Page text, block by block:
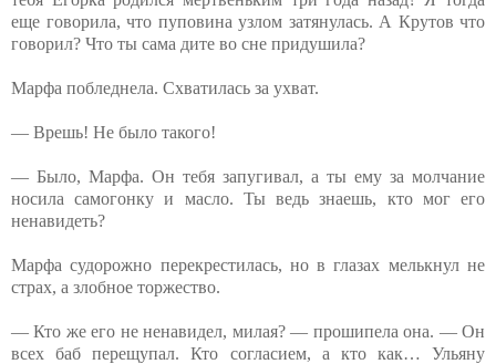
еще говорила, что пуповина узлом затянулась. А Крутов что
говорил? Что ты сама дите во сне придушила?
Марфа побледнела. Схватилась за ухват.
— Врешь! Не было такого!
— Было, Марфа. Он тебя запугивал, а ты ему за молчание
носила самогонку и масло. Ты ведь знаешь, кто мог его
ненавидеть?
Марфа судорожно перекрестилась, но в глазах мелькнул не
страх, а злобное торжество.
— Кто же его не ненавидел, милая? — прошипела она. — Он
всех баб перещупал. Кто согласием, а кто как… Ульяну